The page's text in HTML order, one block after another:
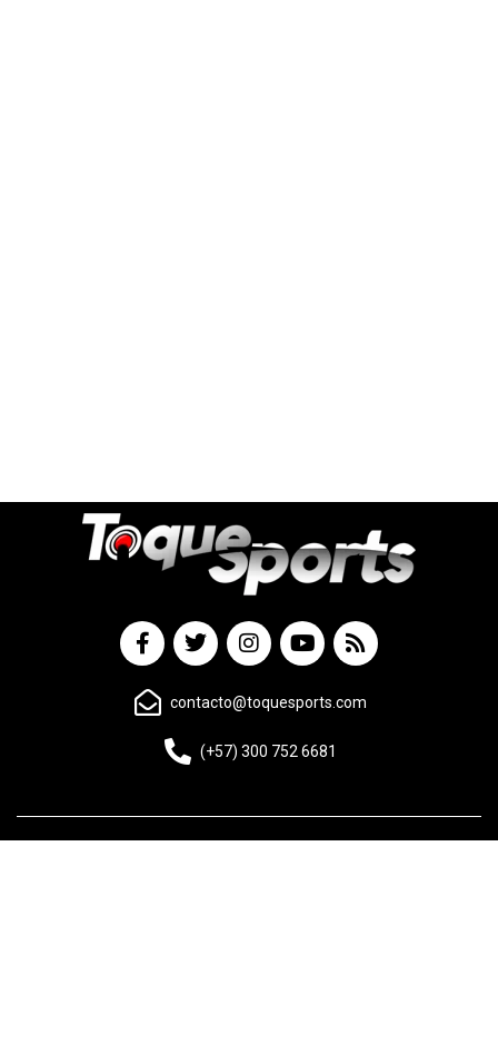
contacto@toquesports.com
(+57) 300 752 6681